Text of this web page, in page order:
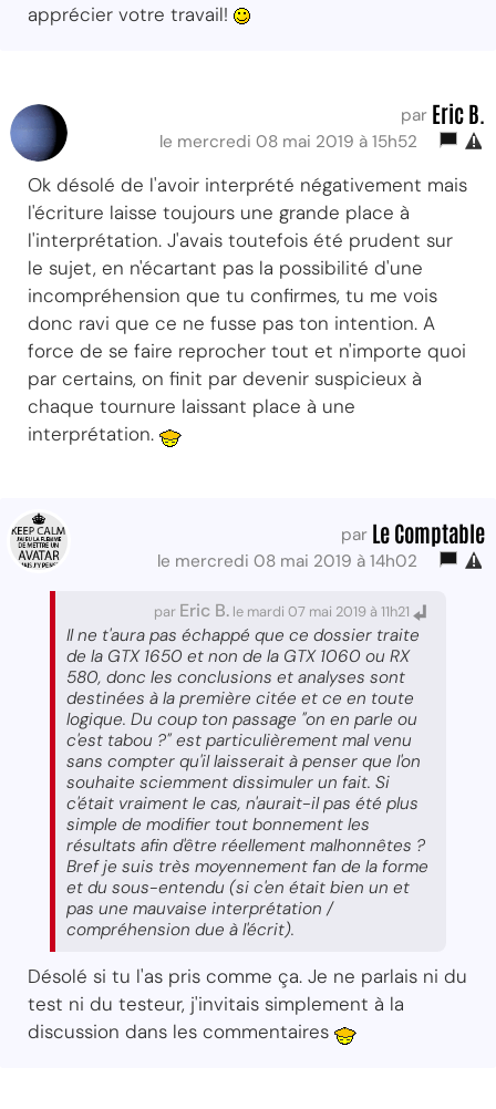
apprécier votre travail!
par Eric B.
le mercredi 08 mai 2019 à 15h52
Ok désolé de l'avoir interprété négativement mais
l'écriture laisse toujours une grande place à
l'interprétation. J'avais toutefois été prudent sur
le sujet, en n'écartant pas la possibilité d'une
incompréhension que tu confirmes, tu me vois
donc ravi que ce ne fusse pas ton intention. A
force de se faire reprocher tout et n'importe quoi
par certains, on finit par devenir suspicieux à
chaque tournure laissant place à une
interprétation.
par Le Comptable
le mercredi 08 mai 2019 à 14h02
par Eric B. le mardi 07 mai 2019 à 11h21
Il ne t'aura pas échappé que ce dossier traite
de la GTX 1650 et non de la GTX 1060 ou RX
580, donc les conclusions et analyses sont
destinées à la première citée et ce en toute
logique. Du coup ton passage "on en parle ou
c'est tabou ?" est particulièrement mal venu
sans compter qu'il laisserait à penser que l'on
souhaite sciemment dissimuler un fait. Si
c'était vraiment le cas, n'aurait-il pas été plus
simple de modifier tout bonnement les
résultats afin d'être réellement malhonnêtes ?
Bref je suis très moyennement fan de la forme
et du sous-entendu (si c'en était bien un et
pas une mauvaise interprétation /
compréhension due à l'écrit).
Désolé si tu l'as pris comme ça. Je ne parlais ni du
test ni du testeur, j'invitais simplement à la
discussion dans les commentaires